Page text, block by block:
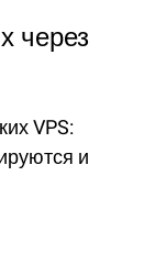
через
VPS:
и